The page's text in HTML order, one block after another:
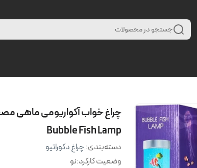
جستجو در محصولات
Bubble Fish Lamp
دسته‌بندی:چراغ دکوراتیو
وضعیت کارکرد:نو